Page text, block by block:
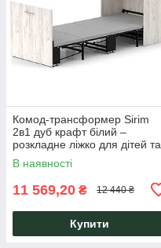
Комод-трансформер Sirim
2в1 дуб крафт білий –
розкладне ліжко для дітей та
дорослих Knap Knap
В наявності
11 569,20 ₴ 12 440 ₴
Купити